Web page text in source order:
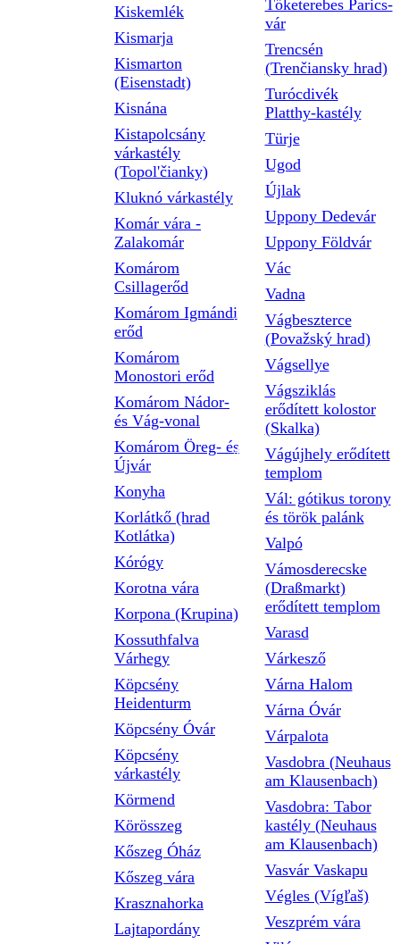
Kiskemlék
Kismarja
Kismarton
(Eisenstadt)
Kisnána
Kistapolcsány
várkastély
(Topol'čianky)
Kluknó várkastély
Komár vára -
Zalakomár
Komárom
Csillagerőd
Komárom Igmándi
erőd
Komárom
Monostori erőd
Komárom Nádor-
és Vág-vonal
Komárom Öreg- és
Újvár
Konyha
Korlátkő (hrad
Kotlátka)
Kórógy
Korotna vára
Korpona (Krupina)
Kossuthfalva
Várhegy
Köpcsény
Heidenturm
Köpcsény Óvár
Köpcsény
várkastély
Körmend
Körösszeg
Kőszeg Óház
Kőszeg vára
Krasznahorka
Lajtapordány
Tőketerebes Parics-
vár
Trencsén
(Trenčiansky hrad)
Turócdivék
Platthy-kastély
Türje
Ugod
Újlak
Uppony Dedevár
Uppony Földvár
Vác
Vadna
Vágbeszterce
(Považský hrad)
Vágsellye
Vágsziklás
erődített kolostor
(Skalka)
Vágújhely erődített
templom
Vál: gótikus torony
és török palánk
Valpó
Vámosderecske
(Draßmarkt)
erődített templom
Varasd
Várkesző
Várna Halom
Várna Óvár
Várpalota
Vasdobra (Neuhaus
am Klausenbach)
Vasdobra: Tabor
kastély (Neuhaus
am Klausenbach)
Vasvár Vaskapu
Végles (Vígľaš)
Veszprém vára